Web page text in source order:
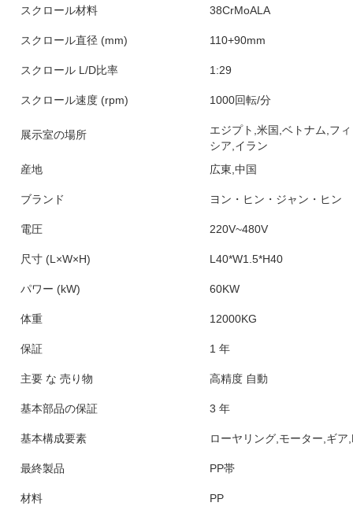
スクロール材料 38CrMoALA
スクロール直径 (mm) 110+90mm
スクロール L/D比率 1:29
スクロール速度 (rpm) 1000回転/分
展示室の場所
エジプト,米国,ベトナム,フ
シア,イラン
産地
広東,中国
ブランド ヨン・ヒン・ジャン・ヒン
電圧 220V~480V
尺寸 (L×W×H) L40*W1.5*H40
パワー (kW) 60KW
体重 12000KG
保証 1 年
主要 な 売り物 高精度 自動
基本部品の保証 3 年
基本構成要素 ローヤリング,モーター,ギ
最終製品 PP帯
材料 PP